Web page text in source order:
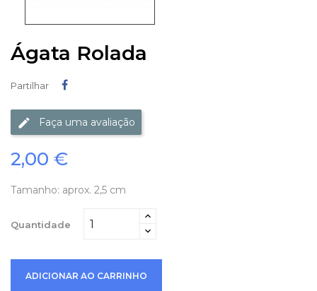
Ágata Rolada
Partilhar
Faça uma avaliação
2,00 €
Tamanho: aprox. 2,5 cm
Quantidade
ADICIONAR AO CARRINHO